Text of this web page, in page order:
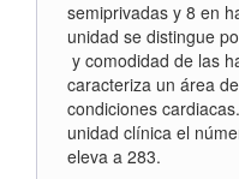
semiprivadas y 8 en
unidad se distingue
y comodidad de las
caracteriza un área
condiciones
unidad clínica el
eleva a 283.